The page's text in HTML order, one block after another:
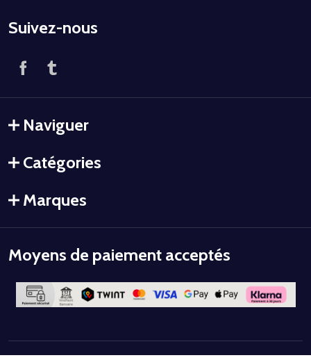
Suivez-nous
Naviguer
Catégories
Marques
Moyens de paiement acceptés